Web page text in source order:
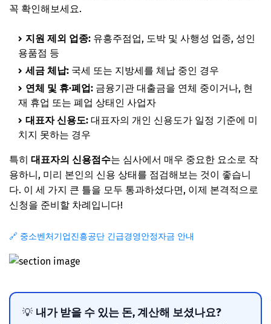
꼭 확인해보세요.
지원 제외 업종: 유흥주점업, 도박 및 사행성 업종, 성인
용품점 등
세금 체납: 국세 또는 지방세를 체납 중인 경우
연체 및 휴·폐업: 금융기관 대출금을 연체 중이거나, 현
재 휴업 또는 폐업 상태인 사업자
대표자 신용도: 대표자의 개인 신용도가 일정 기준에 미
치지 못하는 경우
특히 대표자의 신용점수는 심사에서 매우 중요한 요소로 작
용하니, 미리 본인의 신용 상태를 점검해보는 것이 좋습니
다. 이 세 가지 큰 틀을 모두 통과하셨다면, 이제 본격적으로
신청을 준비할 차례입니다!
🔗 중소벤처기업진흥공단 긴급경영안정자금 안내
💡 내가 받을 수 있는 돈, 계산해 보셨나요?